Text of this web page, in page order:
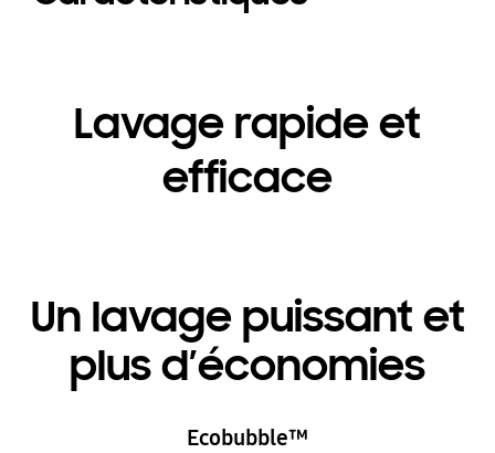
Lavage rapide et
efficace
Un lavage puissant et
plus d’économies
Ecobubble™